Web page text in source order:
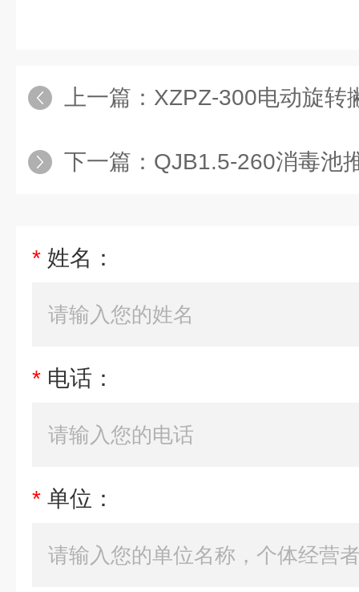
上一篇： XZPZ-300电动旋转
下一篇： QJB1.5-260消毒池
* 姓名：
* 电话：
* 单位：